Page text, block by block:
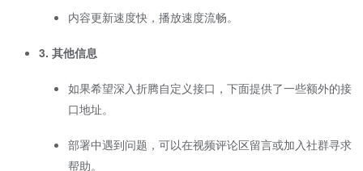
内容更新速度快，播放速度流畅。
3. 其他信息
如果希望深入折腾自定义接口，下面提供了一些额外的接
口地址。
部署中遇到问题，可以在视频评论区留言或加入社群寻求
帮助。